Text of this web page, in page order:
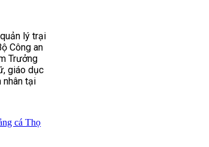
lý trại
Công an
Trưởng
giáo dục
nhân tại
cá Thọ